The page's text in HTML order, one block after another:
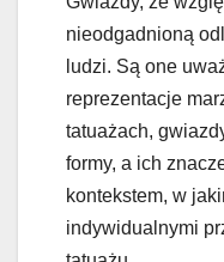
nieodgadnioną
ludzi. Są one
reprezentacje
tatuażach,
formy, a ich
kontekstem, w
indywidualnymi